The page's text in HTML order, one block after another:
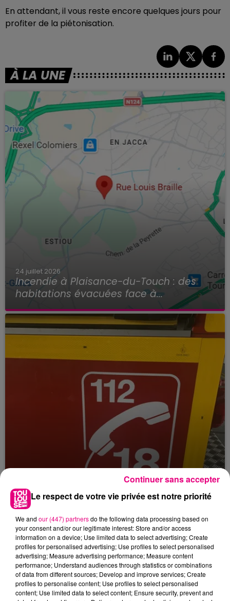
En attendant, il vous reste encore quelques jours pour
profiter de la piétonisation.
À LA UNE
24 juillet 2026
Incendie à Plaisance-du-Touch : des
habitations évacuées face à...
23 juillet 2026
Violent incendie au nord de Toulouse
Le respect de votre vie privée est notre priorité
We and our (447) partnersdo the following data processing based on
your consent and/or our legitimate interest: Store and/or access
information on a device; Use limited data to select advertising; Create
profiles for personalised advertising; Use profiles to select personalised
advertising; Measure advertising performance; Measure content
performance; Understand audiences through statistics or combinations
of data from different sources; Develop and improve services; Create
profiles to personalise content; Use profiles to select personalised
content; Use limited data to select content; Ensure security, prevent and
Continuer sans accepter